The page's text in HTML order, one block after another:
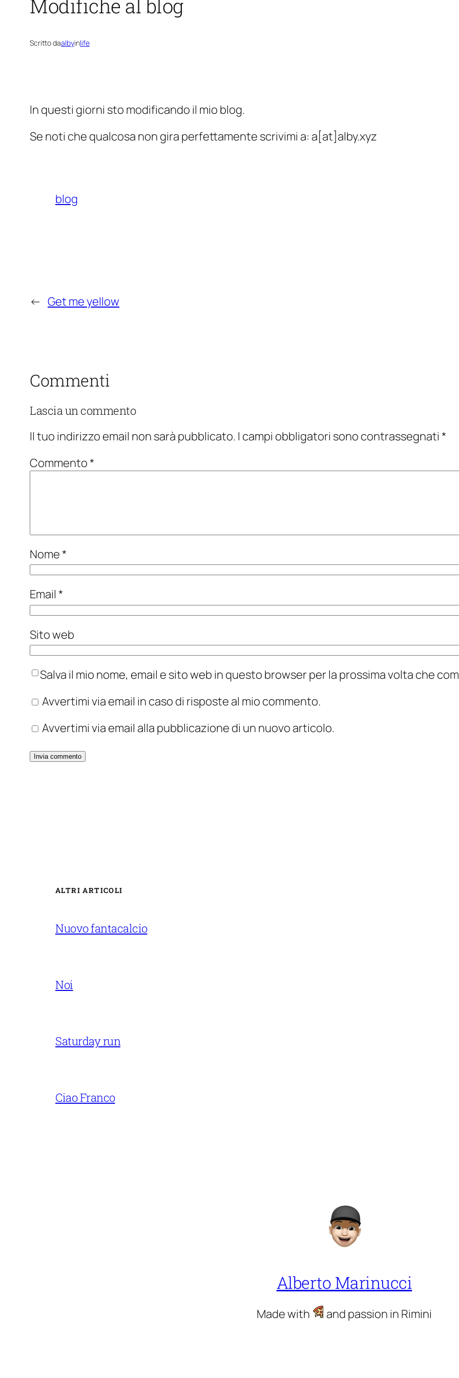
Modifiche al blog
Scritto daalbyinlife
In questi giorni sto modificando il mio blog.
Se noti che qualcosa non gira perfettamente scrivimi a: a[at]alby.xyz
blog
← Get me yellow
Commenti
Lascia un commento
Il tuo indirizzo email non sarà pubblicato. I campi obbligatori sono contrassegnati *
Commento*
Nome*
Email *
Sito web
Salva il mio nome, email e sito web in questo browser per la prossima volta che
Avvertimi via email in caso di risposte al mio commento.
Avvertimi via email alla pubblicazione di un nuovo articolo.
ALTRI ARTICOLI
Nuovo fantacalcio
Noi
Saturday run
Ciao Franco
Alberto Marinucci
Made with and passion in Rimini